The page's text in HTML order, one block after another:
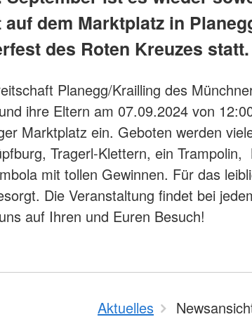
dem Marktplatz in
des Roten Kreuzes statt.
Planegg/Krailling des
ihre Eltern am 07.09.2024 von
Marktplatz ein. Geboten werden
Tragerl-Klettern, ein Trampolin,
mit tollen Gewinnen. Für das
Die Veranstaltung findet bei
auf Ihren und Euren Besuch!
Aktuelles